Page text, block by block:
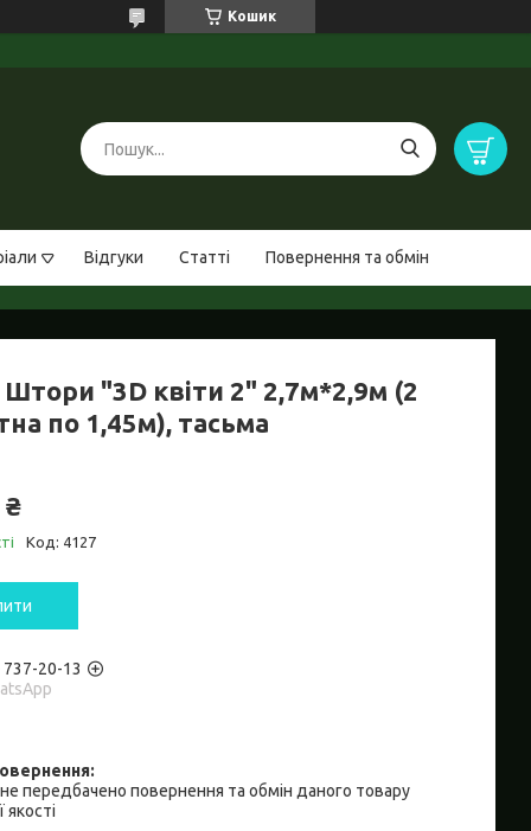
Кошик
Відгуки Статті Повернення та обмін
"3D квіти 2" 2,7м*2,9м (2
по 1,45м), тасьма
Код: 4127
737-20-13
передбачено повернення та обмін даного товару